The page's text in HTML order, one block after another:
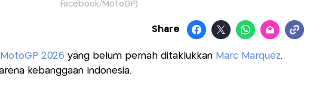
Facebook/MotoGP)
Share
MotoGP 2026 yang belum pernah ditaklukkan Marc Marquez.
kebanggaan Indonesia.